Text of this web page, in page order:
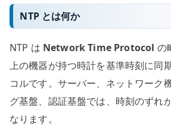
NTP とは何か
NTP は Network Time Protocol の
上の機器が持つ時計を基準時刻に同
コルです。サーバー、ネットワーク
グ基盤、認証基盤では、時刻のずれ
なります。